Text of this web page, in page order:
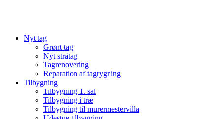
Nyt tag
Grønt tag
Nyt stråtag
Tagrenovering
Reparation af tagrygning
Tilbygning
Tilbygning 1. sal
Tilbygning i træ
Tilbygning til murermestervilla